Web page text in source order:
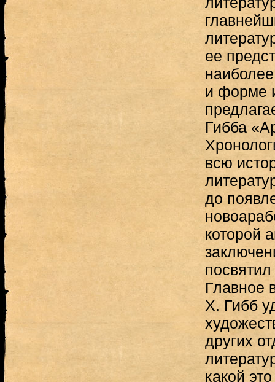
ее
и форме
Гибба
всю
до
которой
Главное
X. Гибб
других
какой